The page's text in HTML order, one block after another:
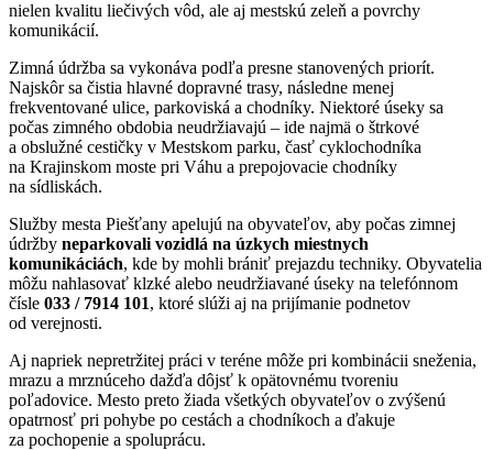
nielen kvalitu liečivých vôd, ale aj mestskú zeleň a povrchy
komunikácií.
Zimná údržba sa vykonáva podľa presne stanovených priorít.
Najskôr sa čistia hlavné dopravné trasy, následne menej
frekventované ulice, parkoviská a chodníky. Niektoré úseky sa
počas zimného obdobia neudržiavajú – ide najmä o štrkové
a obslužné cestičky v Mestskom parku, časť cyklochodníka
na Krajinskom moste pri Váhu a prepojovacie chodníky
na sídliskách.
Služby mesta Piešťany apelujú na obyvateľov, aby počas zimnej
údržby neparkovali vozidlá na úzkych miestnych
komunikáciách, kde by mohli brániť prejazdu techniky. Obyvatelia
môžu nahlasovať klzké alebo neudržiavané úseky na telefónnom
čísle 033 / 7914 101, ktoré slúži aj na prijímanie podnetov
od verejnosti.
Aj napriek nepretržitej práci v teréne môže pri kombinácii sneženia,
mrazu a mrznúceho dažďa dôjsť k opätovnému tvoreniu
poľadovice. Mesto preto žiada všetkých obyvateľov o zvýšenú
opatrnosť pri pohybe po cestách a chodníkoch a ďakuje
za pochopenie a spoluprácu.